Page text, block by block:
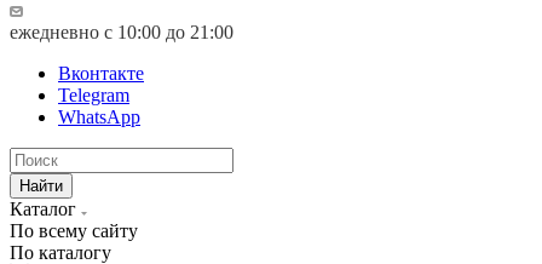
ежедневно с 10:00 до 21:00
Вконтакте
Telegram
WhatsApp
Найти
Каталог
По всему сайту
По каталогу